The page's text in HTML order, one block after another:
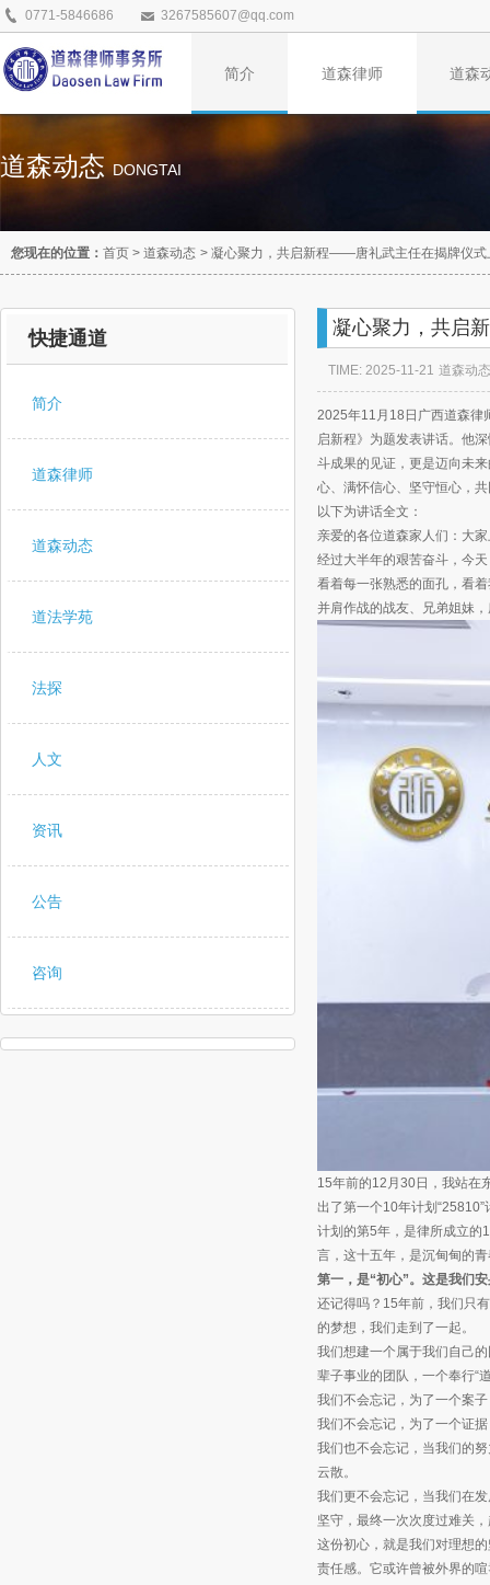
0771-5846686 3267585607@qq.com
简介 道森律师 道森
道森动态DONGTAI
您现在的位置： 首页 > 道森动态 > 凝心聚力，共启新程——唐礼武主任在揭牌仪式
快捷通道
简介
道森律师
道森动态
道法学苑
法探
人文
资讯
公告
咨询
凝心聚力，共启
TIME: 2025-11-21 道森动态
2025年11月18日广西道森律
启新程》为题发表讲话。他
斗成果的见证，更是迈向未
心、满怀信心、坚守恒心，
以下为讲话全文：
亲爱的各位道森家人们：大
经过大半年的艰苦奋斗，今
看着每一张熟悉的面孔，看
并肩作战的战友、兄弟姐妹
15年前的12月30日，我站在
出了第一个10年计划
计划的第5年，是律所成立的
言，这十五年，是沉甸甸的
第一，是“初心”。这是我们
还记得吗？15年前，我们只
的梦想，我们走到了一起。
我们想建一个属于我们自己
辈子事业的团队，一个奉行“
我们不会忘记，为了一个案
我们不会忘记，为了一个证
我们也不会忘记，当我们的
云散。
我们更不会忘记，当我们在
坚守，最终一次次度过难关
这份初心，就是我们对理想
责任感。它或许曾被外界的